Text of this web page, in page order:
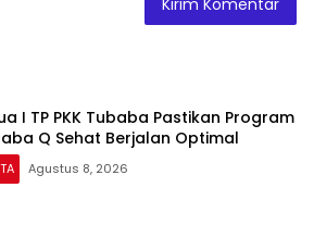
I TP PKK Tubaba Pastikan Program
Q Sehat Berjalan Optimal
Agustus 8, 2026